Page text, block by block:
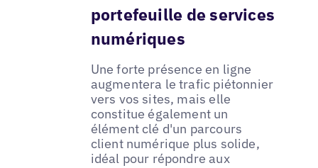
portefeuille de services
numériques
Une forte présence en ligne
augmentera le trafic piétonnier
vers vos sites, mais elle
constitue également un
élément clé d'un parcours
client numérique plus solide,
idéal pour répondre aux